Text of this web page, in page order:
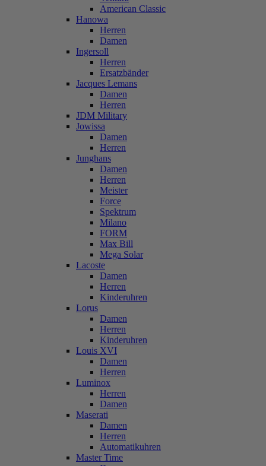
American Classic
Hanowa
Herren
Damen
Ingersoll
Herren
Ersatzbänder
Jacques Lemans
Damen
Herren
JDM Military
Jowissa
Damen
Herren
Junghans
Damen
Herren
Meister
Force
Spektrum
Milano
FORM
Max Bill
Mega Solar
Lacoste
Damen
Herren
Kinderuhren
Lorus
Damen
Herren
Kinderuhren
Louis XVI
Damen
Herren
Luminox
Herren
Damen
Maserati
Damen
Herren
Automatikuhren
Master Time